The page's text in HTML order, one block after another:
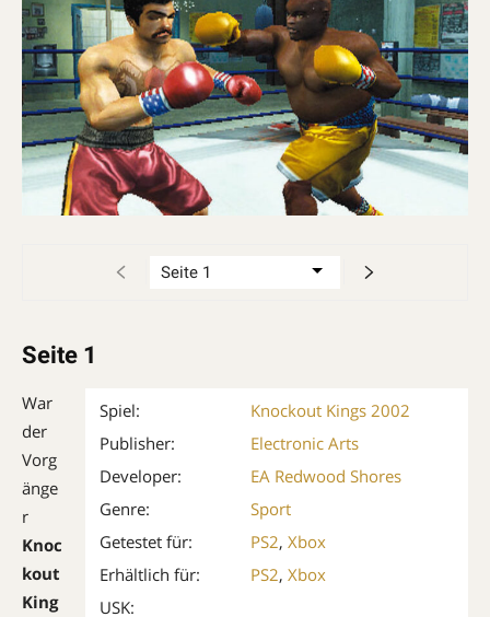
Seite 1
Spiel:
Knockout Kings 2002
Publisher:
Electronic Arts
Developer:
EA Redwood Shores
Genre:
Sport
Getestet für:
PS2, Xbox
Erhältlich für:
PS2, Xbox
USK:
War
der
Vorg
änge
r
Knoc
k­out
King